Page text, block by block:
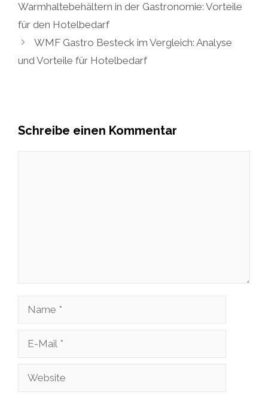
Warmhaltebehältern in der Gastronomie: Vorteile
für den Hotelbedarf
WMF Gastro Besteck im Vergleich: Analyse
und Vorteile für Hotelbedarf
Schreibe einen Kommentar
Name
Website